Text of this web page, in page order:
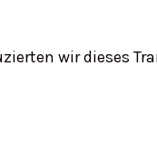
wir dieses